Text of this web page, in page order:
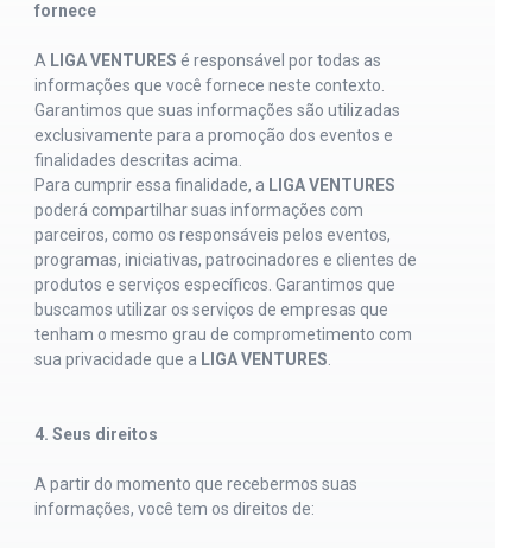
fornece
A LIGA VENTURES é responsável por todas as
informações que você fornece neste contexto.
Garantimos que suas informações são utilizadas
exclusivamente para a promoção dos eventos e
finalidades descritas acima.
Para cumprir essa finalidade, a LIGA VENTURES
poderá compartilhar suas informações com
parceiros, como os responsáveis pelos eventos,
programas, iniciativas, patrocinadores e clientes de
produtos e serviços específicos. Garantimos que
buscamos utilizar os serviços de empresas que
tenham o mesmo grau de comprometimento com
sua privacidade que a LIGA VENTURES
4. Seus direitos
A partir do momento que recebermos suas
informações, você tem os direitos de: